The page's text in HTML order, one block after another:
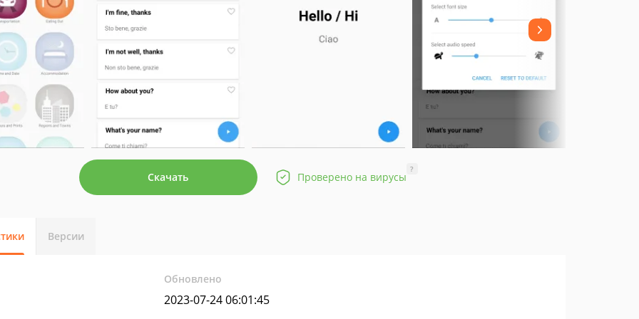
Скачать Проверено на вирусы
?
Версии
Обновлено
2023-07-24 06:01:45